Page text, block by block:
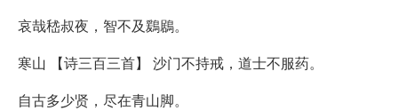
哀哉嵇叔夜，智不及鶢鶋。
寒山 【诗三百三首】 沙门不持戒，道士不服药。
自古多少贤，尽在青山脚。